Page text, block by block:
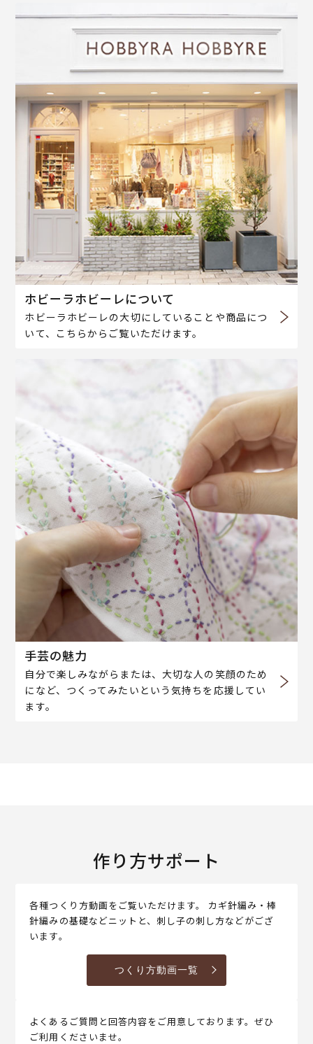
ホビーラホビーレについて
ホビーラホビーレの大切にしていることや商品につ
いて、こちらからご覧いただけます。
手芸の魅力
自分で楽しみながらまたは、大切な人の笑顔のため
になど、つくってみたいという気持ちを応援してい
ます。
作り方サポート
各種つくり方動画をご覧いただけます。 カギ針編み・棒
針編みの基礎などニットと、刺し子の刺し方などがござ
います。
つくり方動画一覧
よくあるご質問と回答内容をご用意しております。ぜひ
ご利用くださいませ。